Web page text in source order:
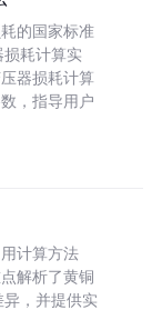
的国家标准
损耗计算实
器损耗计算
，指导用户
计算方法
解析了黄铜
异，并提供实